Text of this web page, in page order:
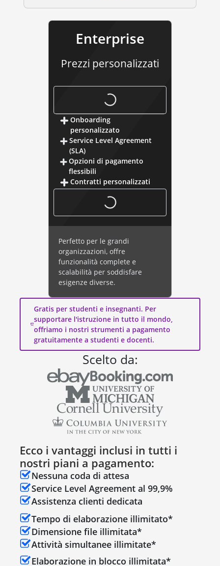
Enterprise
Prezzi personalizzati
Onboarding
personalizzato
Service Level Agreement
(SLA)
Opzioni di pagamento
flessibili
Contratti personalizzati
Perfetto per le grandi
organizzazioni, offre
funzionalità complete e
scalabilità per soddisfare
esigenze diverse.
Gratis per studenti e insegnanti. Per
supportare l'istruzione in tutto il mondo,
offriamo i nostri strumenti a pagamento
gratuitamente a studenti e docenti.
Scelto da:
Ecco i vantaggi inclusi in tutti i
nostri piani a pagamento:
Nessuna coda di attesa
Service Level Agreement al 99,9%
Assistenza clienti dedicata
Tempo di elaborazione illimitato*
Dimensione file illimitata*
Attività simultanee illimitate*
Elaborazione in blocco illimitata*